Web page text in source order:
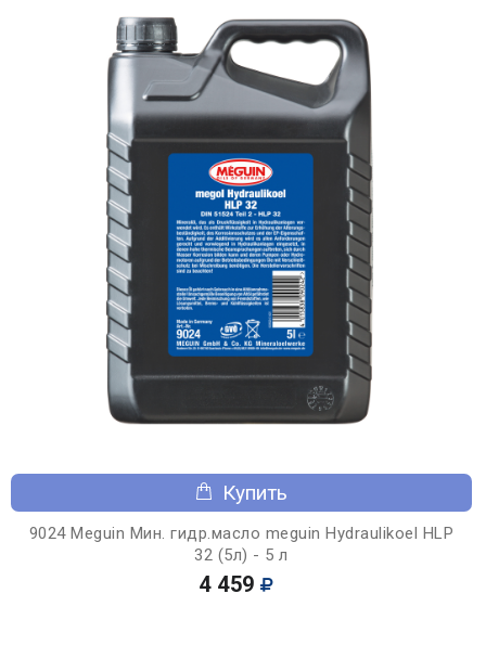
Купить
9024 Meguin Мин. гидр.масло meguin Hydraulikoel HLP
32 (5л) - 5 л
4 459